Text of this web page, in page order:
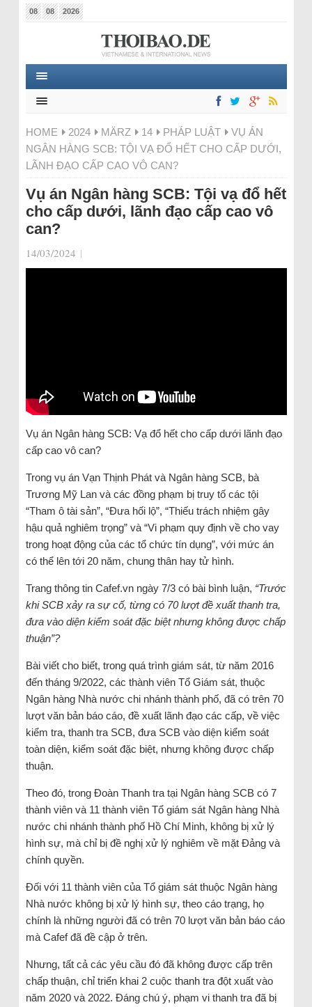
08 08 2026
HOME 2024 MÄRZ 14 PHÁP LUẬT
VỤ ÁN
NGÂN HÀNG SCB: TỘI VẠ ĐỔ HẾT CHO CẤP DƯỚI,
LÃNH ĐẠO CẤP CAO VÔ CAN?
Vụ án Ngân hàng SCB: Tội vạ đổ hết
cho cấp dưới, lãnh đạo cấp cao vô
can?
14/03/2024 |
Vụ án Ngân hàng SCB: Vạ đổ hết cho cấp dưới lãnh đạo
cấp cao vô can?
Trong vụ án Vạn Thịnh Phát và Ngân hàng SCB, bà
Trương Mỹ Lan và các đồng phạm bị truy tố các tội
“Tham ô tài sản”, “Đưa hối lộ”, “Thiếu trách nhiệm gây
hậu quả nghiêm trọng” và “Vi phạm quy định về cho vay
trong hoạt động của các tổ chức tín dụng”, với mức án
có thể lên tới 20 năm, chung thân hay tử hình.
Trang thông tin Cafef.vn ngày 7/3 có bài bình luận, “Trước
khi SCB xảy ra sự cố, từng có 70 lượt đề xuất thanh tra,
đưa vào diện kiểm soát đặc biệt nhưng không được chấp
thuận”?
Bài viết cho biết, trong quá trình giám sát, từ năm 2016
đến tháng 9/2022, các thành viên Tổ Giám sát, thuộc
Ngân hàng Nhà nước chi nhánh thành phố, đã có trên 70
lượt văn bản báo cáo, đề xuất lãnh đạo các cấp, về việc
kiểm tra, thanh tra SCB, đưa SCB vào diện kiểm soát
toàn diện, kiểm soát đặc biệt, nhưng không được chấp
thuận.
Theo đó, trong Đoàn Thanh tra tại Ngân hàng SCB có 7
thành viên và 11 thành viên Tổ giám sát Ngân hàng Nhà
nước chi nhánh thành phố Hồ Chí Minh, không bị xử lý
hình sự, mà chỉ bị đề nghị xử lý nghiêm về mặt Đảng và
chính quyền.
Đối với 11 thành viên của Tổ giám sát thuộc Ngân hàng
Nhà nước không bị xử lý hình sự, theo cáo trạng, họ
chính là những người đã có trên 70 lượt văn bản báo cáo
mà Cafef đã đề cập ở trên.
Nhưng, tất cả các yêu cầu đó đã không được cấp trên
chấp thuận, chỉ triển khai 2 cuộc thanh tra đột xuất vào
năm 2020 và 2022. Đáng chú ý, phạm vi thanh tra đã bị